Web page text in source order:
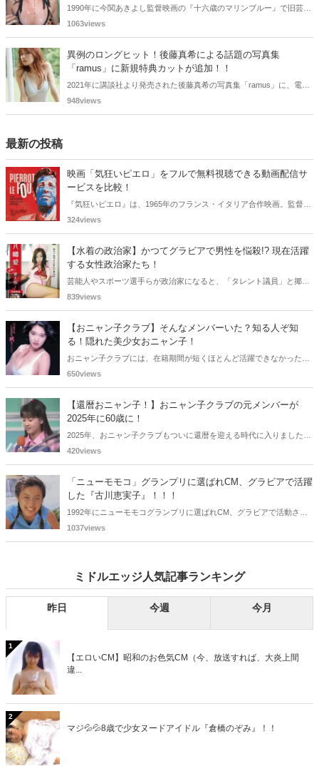
1990年に今関あきよし監督映画の『十六歳のマリンブルー』で旧芸名
は古谷 玲香で主演デビューした秋元 彩香さん。映画やドラマ・歌手
なくなりました。
1063views
異例のロングヒット！後藤真希による話題の写真集
「ramus」に新規特典カットが追加！！
2021年に講談社より発売された後藤真希の写真集「ramus」に、電子
版限定特典として新たな5カットを追加した「電子書籍限定カット付
948views
最新の投稿
映画「気狂いピエロ」をフルで無料視聴できる動画配信サ
ービスを比較！
『気狂いピエロ』は、1965年のフランス・イタリア合作映画。監督は
ジャン＝リュック・ゴダール。アンナ・カリーナ、ジャン＝ポール・
をご紹介します。
324views
【水着の政治家】かつてグラビアで男性を悩殺!? 現在活躍
する女性政治家たち！
芸能人やスポーツ選手らが政治家になると、「タレント議員」と揶揄
されることがありますが、同時に、"タレントとしての活躍" が再注目
わどいショットで多くの男性を魅了した女性も!? 今回は、そんなグラ
ビアで活躍した女性政治家6名をご紹介します。
839views
【おニャン子クラブ】そんなメンバーいた？知る人ぞ知
る！隠れた美少女おニャン子！
おニャン子クラブには、在籍期間が短くほとんど活躍できなかったも
のの、知る人ぞ知る "美少女おニャン子" がいました。それも、強制的
子まで様々です。今回は、筆者の独断と偏見で、4人の "隠れ美少女お
ニャン子" をご紹介します。
650views
【還暦おニャン子！】おニャン子クラブの元メンバーが
2025年に60歳に！
2025年、おニャン子クラブもついに還暦を迎える時代に入りました。
おニャン子クラブの元メンバーは全員が昭和40年代生まれで、そのう
れ）の二人です。しかも、この二人には年齢以外の共通点もありま
す。さて、誰と誰でしょうか？
420views
「ニューモモコ」グランプリに選ばれCM、グラビアで活躍
した『古川恵実子』！！！
1992年にニューモモコグランプリに選ばれCM、グラビアで活動され
ていた古川恵実子さん。2010年3月頃まではラジオDJを担当されてい
1037views
ミドルエッジ人気記事ランキング
昨日 今週 今月
1
【エロいCM】昭和のお色気CM（今、放送すれば、大炎上間
違...
2
マジ💦💦8歳で少女ヌードアイドル『倉橋のぞみ』！！